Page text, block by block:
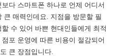
다 스마트폰 하나로 언제 어디서
큰 매력인데요. 지점을 방문할 필
수 있어 바쁜 현대인들에게 최적
포 운영에 따른 비용이 절감되어
큰 장점입니다.